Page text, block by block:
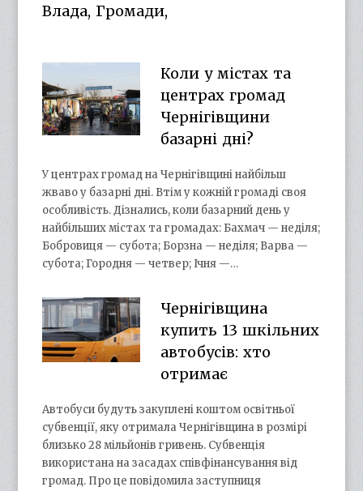
Влада, Громади,
Коли у містах та
центрах громад
Чернігівщини
базарні дні?
У центрах громад на Чернігівщині найбільш
жваво у базарні дні. Втім у кожній громаді своя
особливість. Дізнались, коли базарний день у
найбільших містах та громадах: Бахмач — неділя;
Бобровиця — субота; Борзна — неділя; Варва —
субота; Городня — четвер; Ічня —…
Чернігівщина
купить 13 шкільних
автобусів: хто
отримає
Автобуси будуть закуплені коштом освітньої
субвенції, яку отримала Чернігівщина в розмірі
близько 28 мільйонів гривень. Субвенція
використана на засадах співфінансування від
громад. Про це повідомила заступниця